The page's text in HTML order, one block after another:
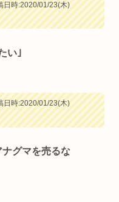
日時:2020/01/23(木)
い｣
日時:2020/01/23(木)
グマを売るな